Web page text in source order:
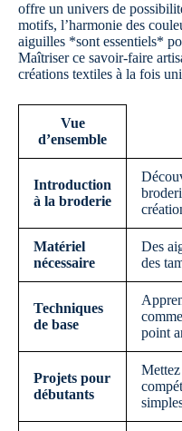
offre un univers de
motifs, l’harmonie des
aiguilles *sont essentiels*
Maîtriser ce savoir-faire
créations textiles à la fois
Vue
d’ensemble
Introduction
à la broderie
Matériel
nécessaire
Des
des
Techniques
de base
point
Projets pour
débutants